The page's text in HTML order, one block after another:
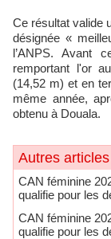
Ce résultat valide
désignée «
l’ANPS. Avant
remportant l'or
(14,52 m) et en
même année,
obtenu à Douala.
Autres articles
CAN féminine
qualifie pour les
CAN féminine
qualifie pour les